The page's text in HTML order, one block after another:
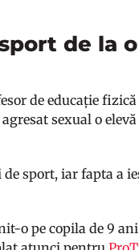
de la
de educație
sexual o
sport, iar fapta a
o pe copila de 9